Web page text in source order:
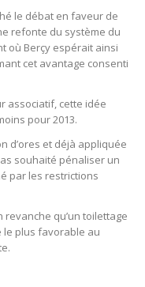
le débat en faveur de
refonte du système du
où Berçy espérait ainsi
cet avantage consenti
associatif, cette idée
pour 2013.
d’ores et déjà appliquée
souhaité pénaliser un
par les restrictions
revanche qu’un toilettage
le plus favorable au